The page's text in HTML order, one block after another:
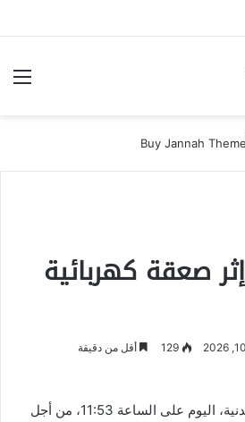
صعقة كهربائية
129 أقل من دقيقة
تدخلت مصالح الحماية المدنية، اليوم على الساعة 11:53، من أجل